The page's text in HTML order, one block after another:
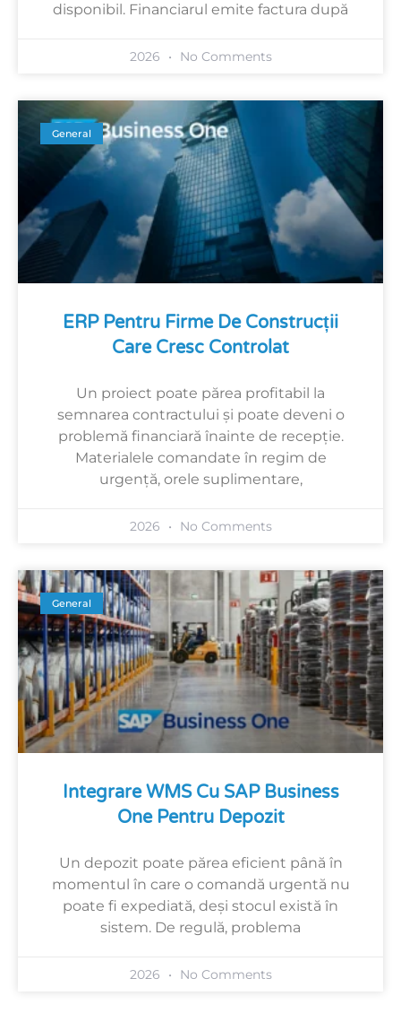
disponibil. Financiarul emite factura după
2026 No Comments
General
ERP Pentru Firme De Construcții
Care Cresc Controlat
Un proiect poate părea profitabil la
semnarea contractului și poate deveni o
problemă financiară înainte de recepție.
Materialele comandate în regim de
urgență, orele suplimentare,
2026 No Comments
General
Integrare WMS Cu SAP Business
One Pentru Depozit
Un depozit poate părea eficient până în
momentul în care o comandă urgentă nu
poate fi expediată, deși stocul există în
sistem. De regulă, problema
2026 No Comments